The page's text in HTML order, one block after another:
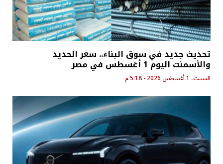
تحديث جديد في سوق البناء.. سعر الحديد
والأسمنت اليوم 1 أغسطس في مصر
السبت، 1 أغسطس 2026 - 5:18 م